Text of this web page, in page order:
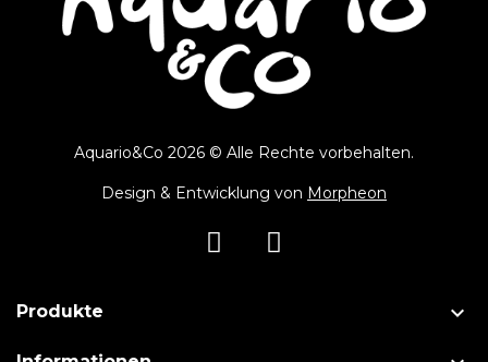
Aquario&Co 2026 © Alle Rechte vorbehalten.
Design & Entwicklung von Morpheon
Produkte 